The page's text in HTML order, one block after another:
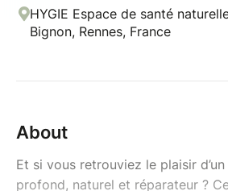
HYGIE Espace de santé
Bignon, Rennes, France
About
Et si vous retrouviez le plaisir
profond, naturel et réparateur ?